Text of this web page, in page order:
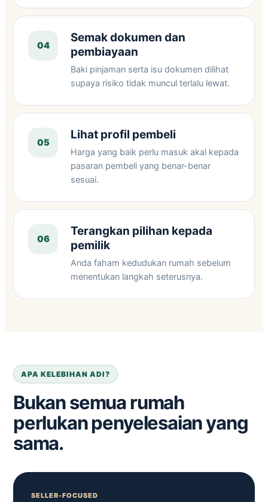
04
Semak dokumen dan
pembiayaan
Baki pinjaman serta isu dokumen dilihat
supaya risiko tidak muncul terlalu lewat.
05
Lihat profil pembeli
Harga yang baik perlu masuk akal kepada
pasaran pembeli yang benar-benar
sesuai.
06
Terangkan pilihan kepada
pemilik
Anda faham kedudukan rumah sebelum
menentukan langkah seterusnya.
APA KELEBIHAN ADI?
Bukan semua rumah
perlukan penyelesaian yang
sama.
SELLER-FOCUSED